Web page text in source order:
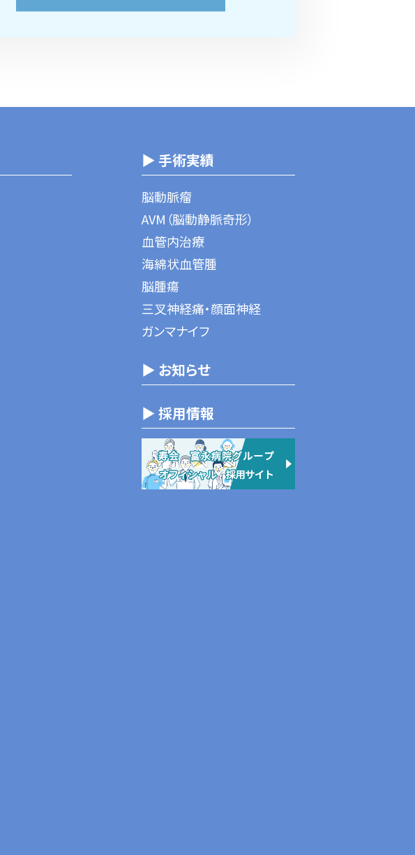
▶ 手術実績
脳動脈瘤
AVM（脳動静脈奇形）
血管内治療
海綿状血管腫
脳腫瘍
三叉神経痛・顔面神経
ガンマナイフ
▶ お知らせ
▶ 採用情報